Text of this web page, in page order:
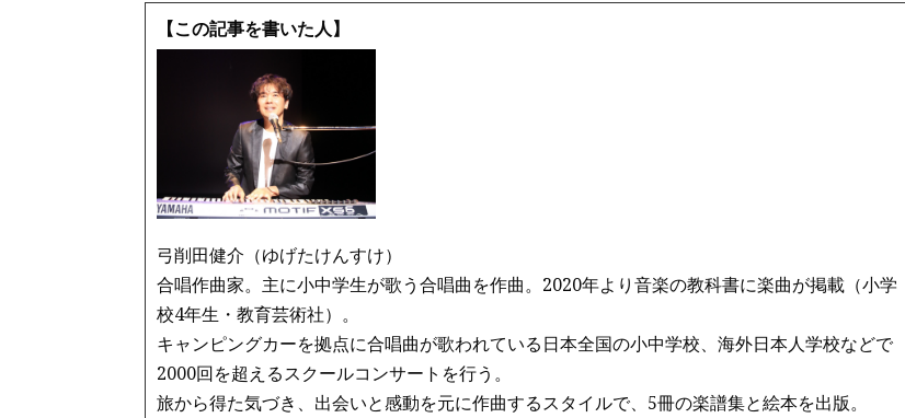
【この記事を書いた人】
弓削田健介（ゆげたけんすけ）
合唱作曲家。主に小中学生が歌う合唱曲を作曲。2020年より音楽の教科書に楽曲が掲載（小学
校4年生・教育芸術社）。
キャンピングカーを拠点に合唱曲が歌われている日本全国の小中学校、海外日本人学校などで
2000回を超えるスクールコンサートを行う。
旅から得た気づき、出会いと感動を元に作曲するスタイルで、5冊の楽譜集と絵本を出版。